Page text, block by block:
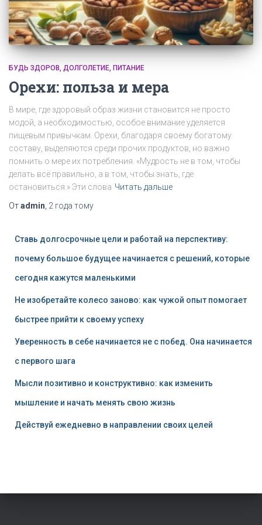
БУДЬ ЗДОРОВ ДОЛГОЛЕТИЕ ПИТАНИЕ
Орехи: польза и мера
В мире, где здоровый образ жизни становится не просто
модой, а необходимостью, особое внимание уделяется
пищевым привычкам. Орехи, благодаря своему богатому
составу, выделяются среди прочих продуктов, но важно
помнить о мере их потребления. «Мудрость не в том, чтобы
делать всё правильно, а в том, чтобы знать, где
остановиться.» Эти слова Читать дальше
Отadmin 2 года тому
Ставь долгосрочные цели и работай на перспективу:
почему большое будущее начинается с решений, которые
сегодня кажутся маленькими
Не изобретайте колесо заново: как чужой опыт помогает
быстрее прийти к своему успеху
Уверенность в себе начинается не с побед. Она начинается
с первого шага
Мысли позитивно и конструктивно: как изменить
мышление и начать менять свою жизнь
Действуй ежедневно в направлении своих целей